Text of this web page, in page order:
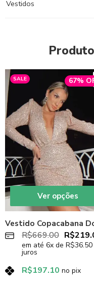
Vestidos
SALE 67%
Ver opções
R$669.00 R$
em até 6x de R$36.50
juros
R$197.10 no pix